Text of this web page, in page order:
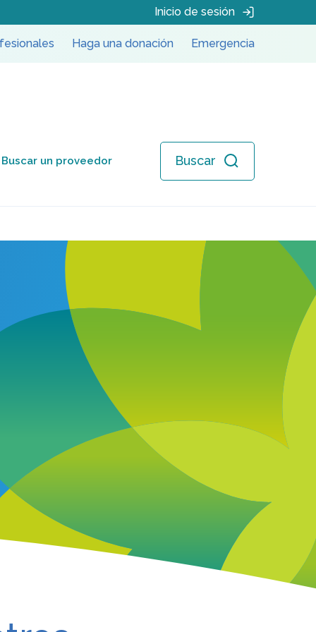
Inicio de sesión
Haga una donación Emergencia
Buscar un proveedor Buscar